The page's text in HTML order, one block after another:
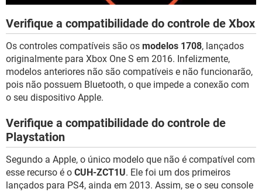
Verifique a compatibilidade do controle de Xbox
Os controles compatíveis são os modelos 1708, lançados
originalmente para Xbox One S em 2016. Infelizmente,
modelos anteriores não são compatíveis e não funcionarão,
pois não possuem Bluetooth, o que impede a conexão com
o seu dispositivo Apple.
Verifique a compatibilidade do controle de
Playstation
Segundo a Apple, o único modelo que não é compatível com
esse recurso é o CUH-ZCT1U. Ele foi um dos primeiros
lançados para PS4, ainda em 2013. Assim, se o seu console